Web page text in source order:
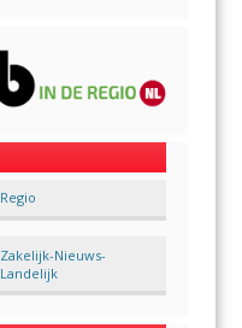
Regio
Zakelijk-Nieuws-
Landelijk